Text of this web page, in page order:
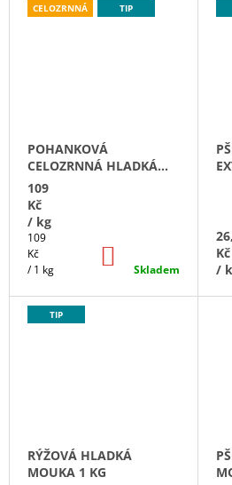
CELOZRNNÁ TIP
POHANKOVÁ
CELOZRNNÁ HLADKÁ
MOUKA 1 KG
109
Kč
/ kg
Měrná
cena:
109
Kč
/ 1 kg
KOŠÍKU
Skladem
Kč
/
TIP
RÝŽOVÁ HLADKÁ
MOUKA 1 KG
KG
Kč